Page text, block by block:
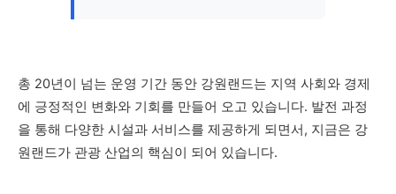
총 20년이 넘는 운영 기간 동안 강원랜드는 지역 사회와 경제
에 긍정적인 변화와 기회를 만들어 오고 있습니다. 발전 과정
을 통해 다양한 시설과 서비스를 제공하게 되면서, 지금은 강
원랜드가 관광 산업의 핵심이 되어 있습니다.